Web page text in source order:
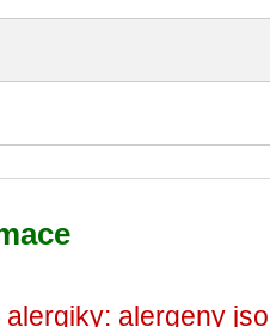
alergiky: alergeny